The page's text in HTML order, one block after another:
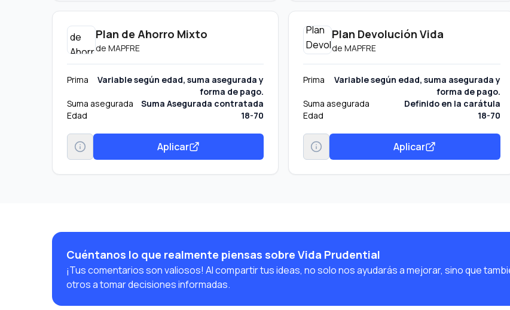
Plan de Ahorro Mixto
de MAPFRE
Prima
Variable según edad, suma asegurada y
forma de pago.
Suma asegurada
Suma Asegurada contratada
Edad
18-70
Aplicar
Plan Devolución Vida
de MAPFRE
Prima
Variable según edad, suma asegurada y
forma de pago.
Suma asegurada
Definido en la carátula
Edad
18-70
Aplicar
Cuéntanos lo que realmente piensas sobre Vida Prudential
¡Tus comentarios son valiosos! Al compartir tus ideas, no solo nos ayudarás a mejorar, sino que
otros a tomar decisiones informadas.